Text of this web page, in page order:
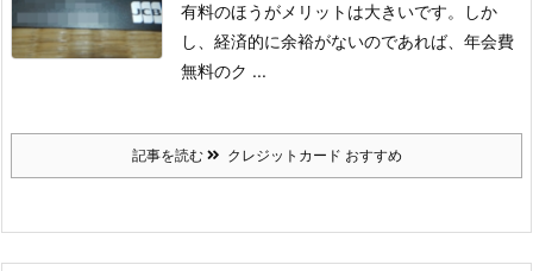
有料のほうがメリットは大きいです。
しか
し、経済的に余裕がないのであれば、年会費
無料のク ...
記事を読む クレジットカード おすすめ